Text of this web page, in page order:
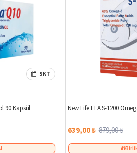
SKT
90 Kapsül New Life EFA S-1200
639,00 ₺ 879,00 ₺